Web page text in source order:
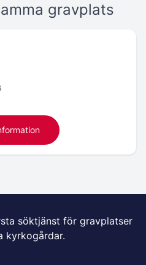
gravplats
söktjänst för gravplatser
kyrkogårdar.